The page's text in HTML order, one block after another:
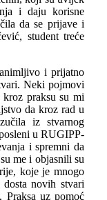
i daju korisne
da se prijave i
student treće
i prijatno
Neki pojmovi
praksu su mi
da kroz rad u
iz stvarnog
u RUGIPP-
i spremni da
me i objasnili su
koje je mnogo
novih stvari
Praksa uz pomoć